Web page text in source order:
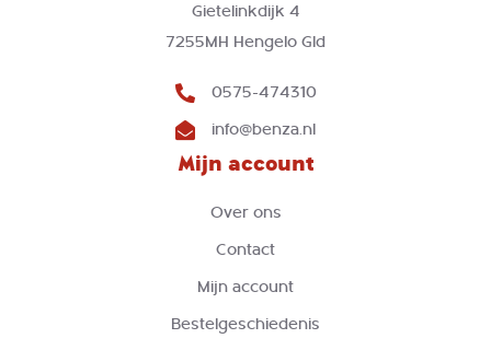
Gietelinkdijk 4
7255MH Hengelo Gld
0575-474310
info@benza.nl
Mijn account
Over ons
Contact
Mijn account
Bestelgeschiedenis